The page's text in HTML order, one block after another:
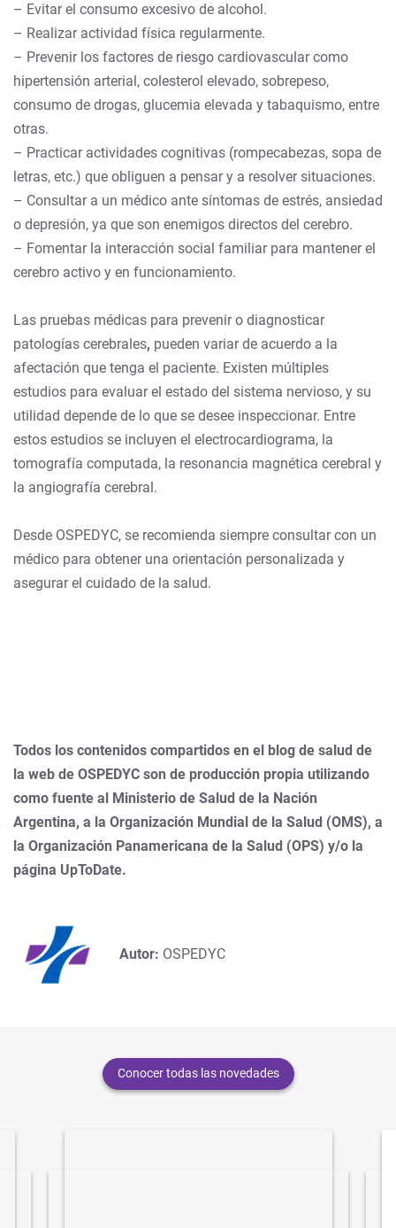
– Evitar el consumo excesivo de alcohol.
– Realizar actividad física regularmente.
– Prevenir los factores de riesgo cardiovascular como
hipertensión arterial, colesterol elevado, sobrepeso,
consumo de drogas, glucemia elevada y tabaquismo, entre
otras.
– Practicar actividades cognitivas (rompecabezas, sopa de
letras, etc.) que obliguen a pensar y a resolver situaciones.
– Consultar a un médico ante síntomas de estrés, ansiedad
o depresión, ya que son enemigos directos del cerebro.
– Fomentar la interacción social familiar para mantener el
cerebro activo y en funcionamiento.
Las pruebas médicas para prevenir o diagnosticar
patologías cerebrales, pueden variar de acuerdo a la
afectación que tenga el paciente. Existen múltiples
estudios para evaluar el estado del sistema nervioso, y su
utilidad depende de lo que se desee inspeccionar. Entre
estos estudios se incluyen el electrocardiograma, la
tomografía computada, la resonancia magnética cerebral y
la angiografía cerebral.
Desde OSPEDYC, se recomienda siempre consultar con un
médico para obtener una orientación personalizada y
asegurar el cuidado de la salud.
Todos los contenidos compartidos en el blog de salud de
la web de OSPEDYC son de producción propia utilizando
como fuente al Ministerio de Salud de la Nación
Argentina, a la Organización Mundial de la Salud (OMS), a
la Organización Panamericana de la Salud (OPS) y/o la
página UpToDate.
Autor: OSPEDYC
Conocer todas las novedades